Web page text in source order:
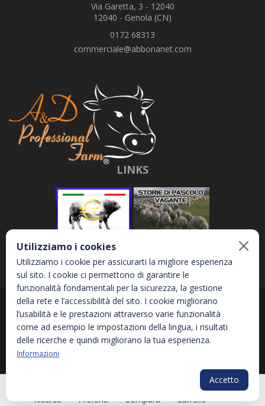
Via Garetta, 3 - 12040
12040 - Genola (CN)
0172 68313
commerciale@abbonanet.com
LINKS
Abbona e Daniele S.r.l. - Via Garetta, 3 - 12040 - Genola (CN) - P.IVA
02810870044
Privacy Policy
Ricerca Preferiti Compara Carrello
Utilizziamo i cookies
Utilizziamo i cookie per assicurarti la migliore esperienza
sul sito. I cookie ci permettono di garantire le
funzionalità fondamentali per la sicurezza, la gestione
della rete e l’accessibilità del sito. I cookie migliorano
l’usabilità e le prestazioni attraverso varie funzionalità
come ad esempio le impostazioni della lingua, i risultati
delle ricerche e quindi migliorano la tua esperienza.
Informazioni
Accetto